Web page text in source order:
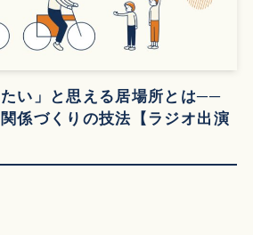
い」と思える居場所とは──
係づくりの技法【ラジオ出演